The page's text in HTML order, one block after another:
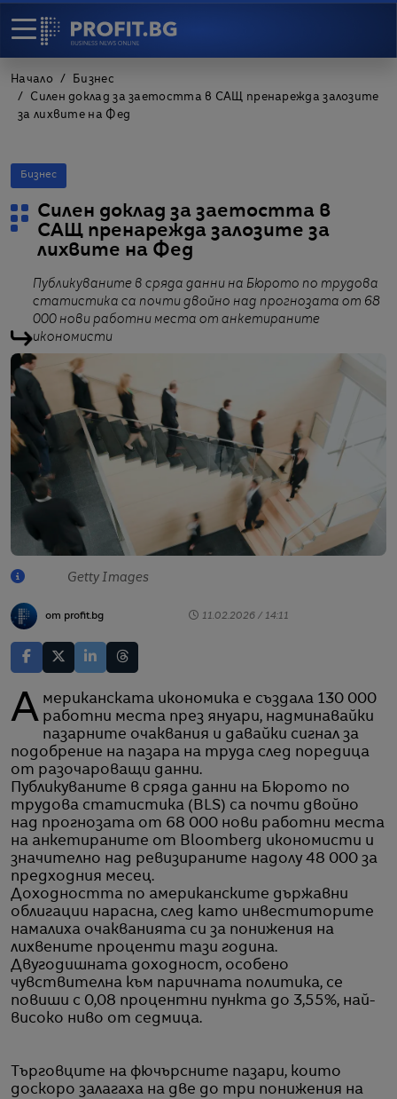
Начало
Бизнес
Силен доклад за заетостта в САЩ пренарежда залозите
за лихвите на Фед
Бизнес
Силен доклад за заетостта в
САЩ пренарежда залозите за
лихвите на Фед
Публикуваните в сряда данни на Бюрото по трудова
статистика са почти двойно над прогнозата от 68
000 нови работни места от анкетираните
икономисти
Getty Images
от profit.bg 11.02.2026 / 14:11
Американската икономика е създала 130 000 работни места през януари, надминавайки
пазарните очаквания и давайки сигнал за
подобрение на пазара на труда след поредица
от разочароващи данни.
Публикуваните в сряда данни на Бюрото по
трудова статистика (BLS) са почти двойно
над прогнозата от 68 000 нови работни места
на анкетираните от Bloomberg икономисти и
значително над ревизираните надолу 48 000 за
предходния месец.
Доходността по американските държавни
облигации нарасна, след като инвеститорите
намалиха очакванията си за понижения на
лихвените проценти тази година.
Двугодишната доходност, особено
чувствителна към паричната политика, се
повиши с 0,08 процентни пункта до 3,55%, най-
високо ниво от седмица.
Търговците на фючърсните пазари, които
доскоро залагаха на две до три понижения на